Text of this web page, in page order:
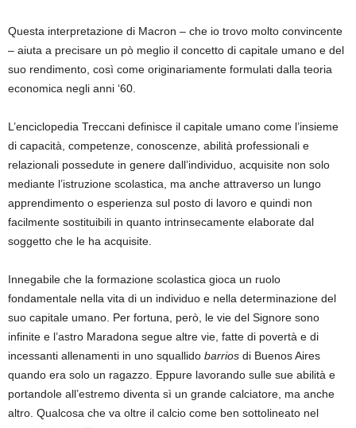
Questa interpretazione di Macron – che io trovo molto convincente
– aiuta a precisare un pò meglio il concetto di capitale umano e del
suo rendimento, così come originariamente formulati dalla teoria
economica negli anni ‘60.
L’enciclopedia Treccani definisce il capitale umano come l’insieme
di capacità, competenze, conoscenze, abilità professionali e
relazionali possedute in genere dall’individuo, acquisite non solo
mediante l’istruzione scolastica, ma anche attraverso un lungo
apprendimento o esperienza sul posto di lavoro e quindi non
facilmente sostituibili in quanto intrinsecamente elaborate dal
soggetto che le ha acquisite.
Innegabile che la formazione scolastica gioca un ruolo
fondamentale nella vita di un individuo e nella determinazione del
suo capitale umano. Per fortuna, però, le vie del Signore sono
infinite e l’astro Maradona segue altre vie, fatte di povertà e di
incessanti allenamenti in uno squallido barrios di Buenos Aires
quando era solo un ragazzo. Eppure lavorando sulle sue abilità e
portandole all’estremo diventa sì un grande calciatore, ma anche
altro. Qualcosa che va oltre il calcio come ben sottolineato nel